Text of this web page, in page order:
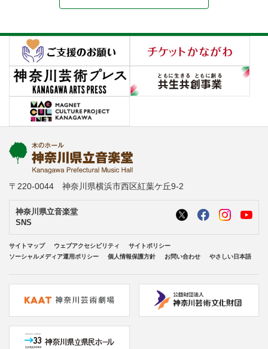
〒220-0044 神奈川県横浜市西区紅葉ケ丘9-2
神奈川県立音楽堂
SNS
サイトマップ ウェブアクセシビリティ
サイトポリシー
ソーシャルメディア運用ポリシー
個人情報保護方針 お問い合わせ やさしい日本語